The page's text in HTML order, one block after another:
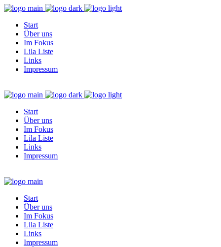
Start
Über uns
Im Fokus
Lila Liste
Links
Impressum
Start
Über uns
Im Fokus
Lila Liste
Links
Impressum
Start
Über uns
Im Fokus
Lila Liste
Links
Impressum